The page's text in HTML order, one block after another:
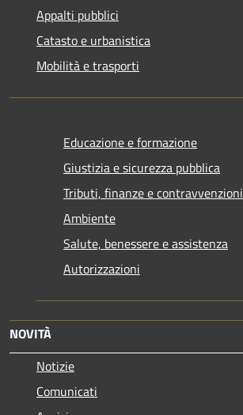
Appalti pubblici
Catasto e urbanistica
Mobilità e trasporti
Educazione e formazione
Giustizia e sicurezza pubblica
Tributi, finanze e contravvenzioni
Ambiente
Salute, benessere e assistenza
Autorizzazioni
NOVITÀ
Notizie
Comunicati